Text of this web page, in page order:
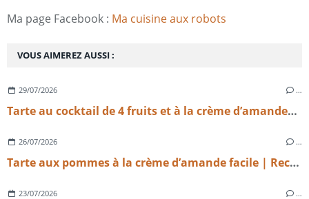
VOUS AIMEREZ AUSSI :
29/07/2026 …
Tarte au cocktail de 4 fruits et à la crème d’amandes légère
26/07/2026 …
Tarte aux pommes à la crème d’amande facile | Recette maison gourmande
23/07/2026 …
Ma page Facebook : Ma cuisine aux robots